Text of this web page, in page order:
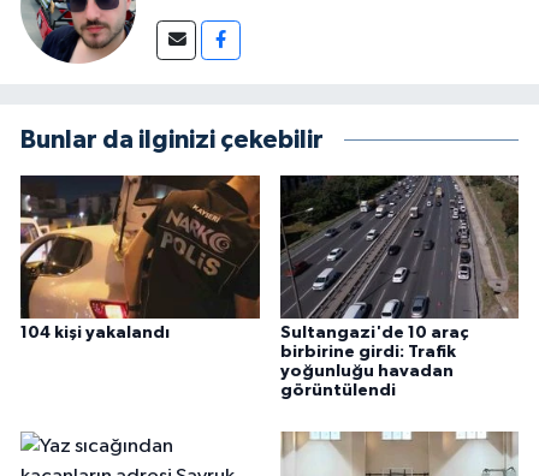
Bunlar da ilginizi çekebilir
104 kişi yakalandı
Sultangazi'de 10 araç
birbirine girdi: Trafik
yoğunluğu havadan
görüntülendi